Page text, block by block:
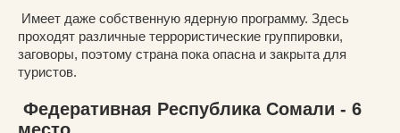
Имеет даже собственную ядерную программу. Здесь
проходят различные террористические группировки,
заговоры, поэтому страна пока опасна и закрыта для
туристов.
Федеративная Республика Сомали - 6